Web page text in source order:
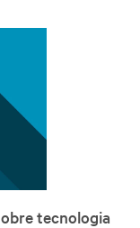
tecnologia